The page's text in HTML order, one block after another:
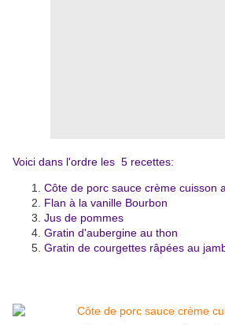
Voici dans l'ordre les 5 recettes:
Côte de porc sauce crème cuisson
Flan à la vanille Bourbon
Jus de pommes
Gratin d'aubergine au thon
Gratin de courgettes râpées au